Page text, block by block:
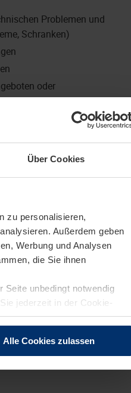
Über Cookies
zu personalisieren,
Außerdem geben
Werbung und Analysen
die Sie ihnen
Seite unbedingt notwendig
jederzeit in der Cookie-
Alle Cookies zulassen
Problemen und
Schranken)
oder